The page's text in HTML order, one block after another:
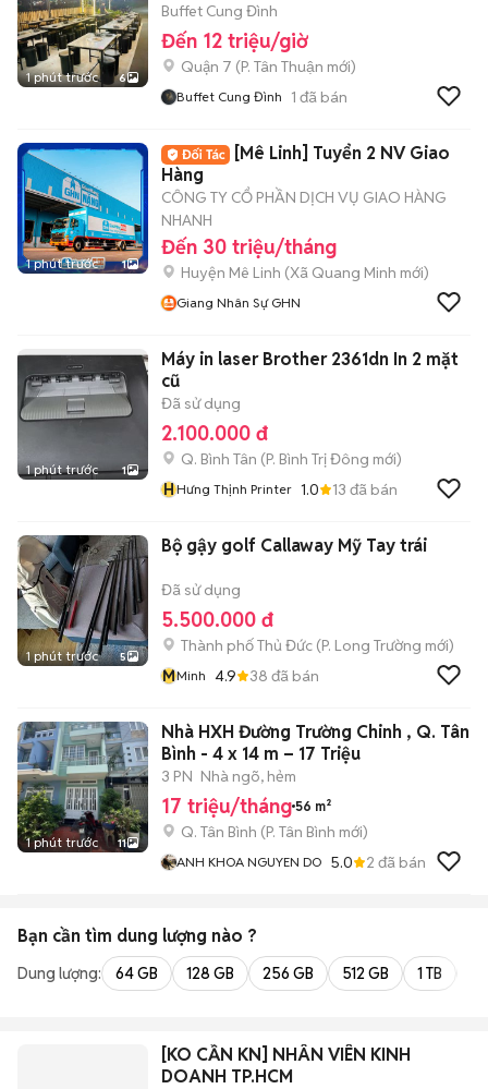
1 phút trước 6
Buffet Cung Đình
Đến 12 triệu/giờ
Quận 7 (P. Tân Thuận mới)
Buffet Cung Đình 1 đã bán
1 phút trước 1
[Mê Linh] Tuyển 2 NV Giao
Hàng
CÔNG TY CỔ PHẦN DỊCH VỤ GIAO HÀNG
NHANH
Đến 30 triệu/tháng
Huyện Mê Linh (Xã Quang Minh mới)
Giang Nhân Sự GHN
1 phút trước 1
Máy in laser Brother 2361dn In 2 mặt
cũ
Đã sử dụng
2.100.000 đ
Q. Bình Tân (P. Bình Trị Đông mới)
HHưng Thịnh Printer 1.0 13 đã bán
1 phút trước 5
Bộ gậy golf Callaway Mỹ Tay trái
Đã sử dụng
5.500.000 đ
Thành phố Thủ Đức (P. Long Trường mới)
MMinh 4.9 38 đã bán
1 phút trước 11
Nhà HXH Đường Trường Chinh , Q. Tân
Bình - 4 x 14 m – 17 Triệu
3 PN Nhà ngõ, hẻm
17 triệu/tháng 56 m²
Q. Tân Bình (P. Tân Bình mới)
ANH KHOA NGUYEN DO 5.0 2 đã bán
Bạn cần tìm dung lượng nào ?
Dung lượng: 64 GB 128 GB 256 GB 512 GB 1 TB
[KO CẦN KN] NHÂN VIÊN KINH
DOANH TP.HCM